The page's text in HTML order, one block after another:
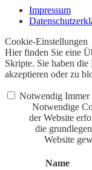
Impressum
Cookie-Einstellungen
Hier finden Sie eine
Skripte. Sie haben
akzeptieren oder zu
Notwendig Immer
Notwendige
der Website
die
Website
Name